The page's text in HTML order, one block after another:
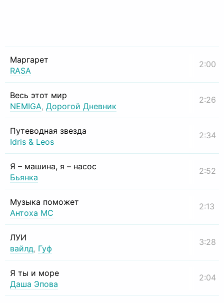
Маргарет
RASA
2:00
Весь этот мир
NEMIGA, Дорогой Дневник
2:26
Путеводная звезда
Idris & Leos
2:34
Я – машина, я – насос
Бьянка
2:52
Музыка поможет
Антоха МС
2:13
ЛУИ
вайлд, Гуф
3:28
Я ты и море
Даша Эпова
2:04